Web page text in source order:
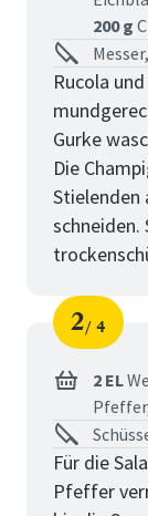
200 g
Rucola
Gurke
Die
Stielenden
schneiden.
Schritt
2
von
4
2 EL
Für die
Pfeffer